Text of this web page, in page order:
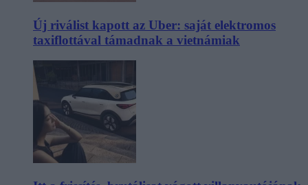
Új riválist kapott az Uber: saját elektromos
taxiflottával támadnak a vietnámiak